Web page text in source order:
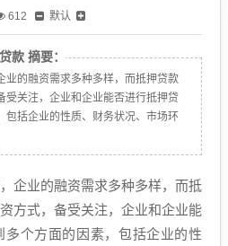
612 默认
摘要：
业的融资需求多种多样，而抵押贷款
受关注，企业和企业能否进行抵押贷
包括企业的性质、财务状况、市场环
企业的融资需求多种多样，而抵
方式，备受关注，企业和企业能
个方面的因素，包括企业的性